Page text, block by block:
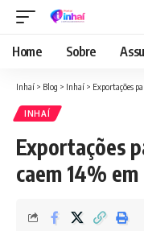
Home Sobre
Inhaí > Blog > Inhaí > Exportações
INHAÍ
Exportações
caem 14%